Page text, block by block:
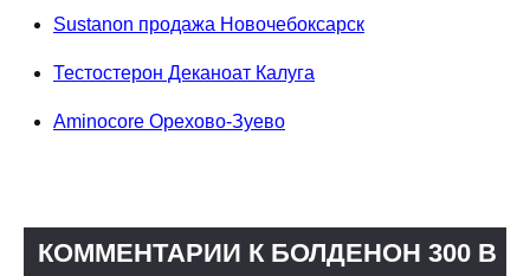
Sustanon продажа Новочебоксарск
Тестостерон Деканоат Калуга
Aminocore Орехово-Зуево
КОММЕНТАРИИ К БОЛДЕНОН 300 В